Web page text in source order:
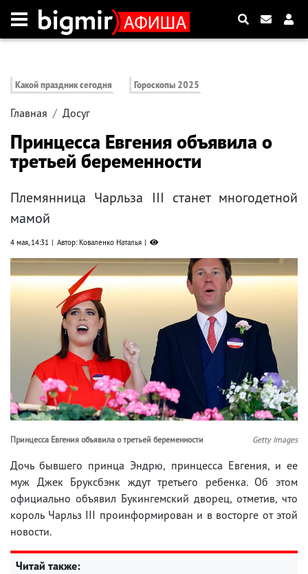
Какой праздник сегодня Гороскопы 2025
Главная Досуг
Принцесса Евгения объявила о
третьей беременности
Племянница Чарльза III станет многодетной
мамой
4 мая, 14:31 Автор: Коваленко Наталья
Принцесса Евгения объявила о третьей беременности Getty Images
Дочь бывшего принца Эндрю, принцесса Евгения, и ее
муж Джек Бруксбэнк ждут третьего ребенка. Об этом
официально объявил Букингемский дворец, отметив, что
король Чарльз III проинформирован и в восторге от этой
новости.
Читай также: